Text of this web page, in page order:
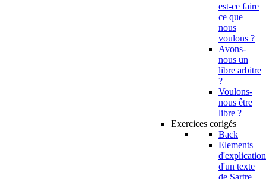
est-ce faire
ce que
nous
voulons ?
Avons-
nous un
libre arbitre
?
Voulons-
nous être
libre ?
Exercices corigés
Back
Elements
d'explication
d'un texte
de Sartre